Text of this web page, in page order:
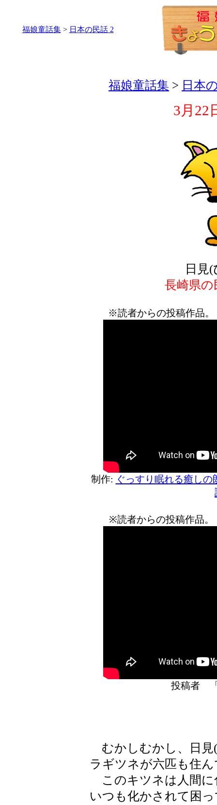
福娘童話集> 日本の民話 2
福娘童話集 > 日本
3月22
日見
長崎県の
※読者からの投稿作品
制作: ぐっすり眠れる癒し
※読者からの投稿作品
投稿者
むかしむかし、日見
ラギツネが六匹も住
このキツネは人間に
いつも化かされて困